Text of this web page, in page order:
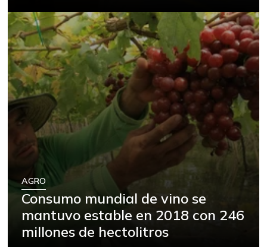
AGRO
Consumo mundial de vino se
mantuvo estable en 2018 con 246
millones de hectolitros